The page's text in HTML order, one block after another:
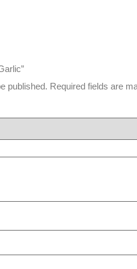
published. Required fields are